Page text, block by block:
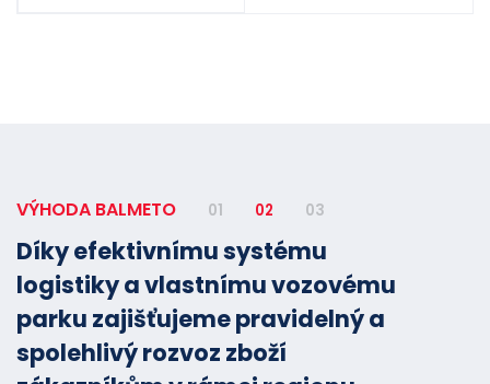
VÝHODA BALMETO 01 02 03
Díky efektivnímu systému
logistiky a vlastnímu vozovému
parku zajišťujeme pravidelný a
spolehlivý rozvoz zboží